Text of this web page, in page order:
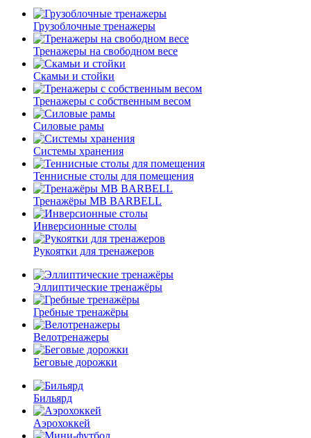
Грузоблочные тренажеры
Тренажеры на свободном весе
Скамьи и стойки
Тренажеры с собственным весом
Силовые рамы
Системы хранения
Теннисные столы для помещения
Тренажёры MB BARBELL
Инверсионные столы
Рукоятки для тренажеров
Эллиптические тренажёры
Гребные тренажёры
Велотренажеры
Беговые дорожки
Бильярд
Аэрохоккей